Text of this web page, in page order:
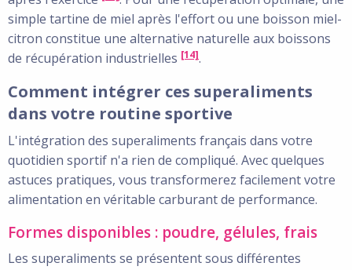
simple tartine de miel après l'effort ou une boisson miel-
citron constitue une alternative naturelle aux boissons
de récupération industrielles [14].
Comment intégrer ces superaliments
dans votre routine sportive
L'intégration des superaliments français dans votre
quotidien sportif n'a rien de compliqué. Avec quelques
astuces pratiques, vous transformerez facilement votre
alimentation en véritable carburant de performance.
Formes disponibles : poudre, gélules, frais
Les superaliments se présentent sous différentes